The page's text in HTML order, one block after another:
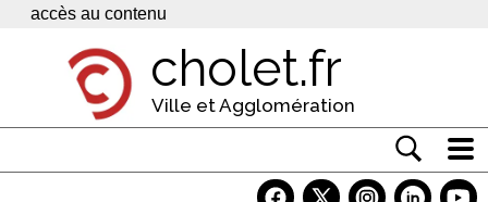
Panneau de gestion des cookies
accès au contenu
cholet.fr
Ville et Agglomération